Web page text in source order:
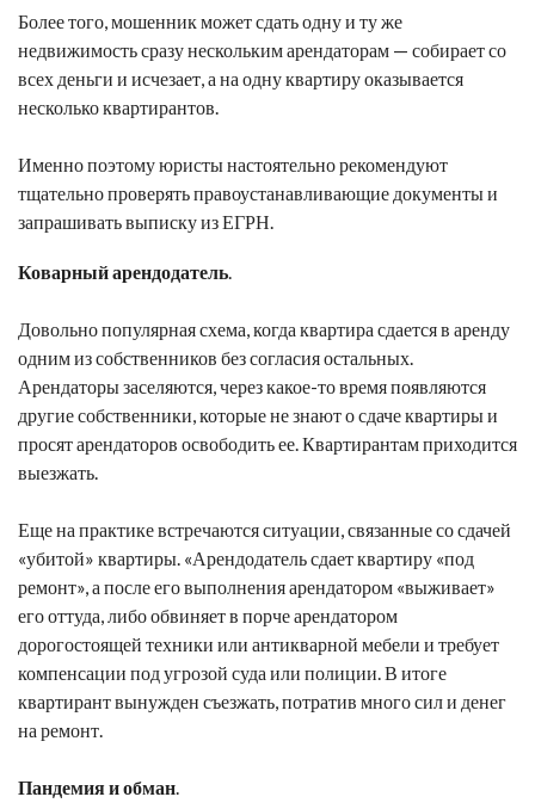
Более того, мошенник может сдать одну и ту же
недвижимость сразу нескольким арендаторам — собирает со
всех деньги и исчезает, а на одну квартиру оказывается
несколько квартирантов.
Именно поэтому юристы настоятельно рекомендуют
тщательно проверять правоустанавливающие документы и
запрашивать выписку из ЕГРН.
Коварный арендодатель.
Довольно популярная схема, когда квартира сдается в аренду
одним из собственников без согласия остальных.
Арендаторы заселяются, через какое-то время появляются
другие собственники, которые не знают о сдаче квартиры и
просят арендаторов освободить ее. Квартирантам приходится
выезжать.
Еще на практике встречаются ситуации, связанные со сдачей
«убитой» квартиры. «Арендодатель сдает квартиру «под
ремонт», а после его выполнения арендатором «выживает»
его оттуда, либо обвиняет в порче арендатором
дорогостоящей техники или антикварной мебели и требует
компенсации под угрозой суда или полиции. В итоге
квартирант вынужден съезжать, потратив много сил и денег
на ремонт.
Пандемия и обман.